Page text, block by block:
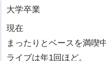
大学卒業
現在
まったりとベースを満喫中
ライブは年1回ほど。